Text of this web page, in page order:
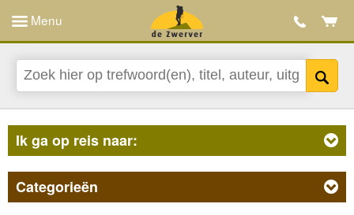
Menu
Ik ga op reis naar:
Categorieën